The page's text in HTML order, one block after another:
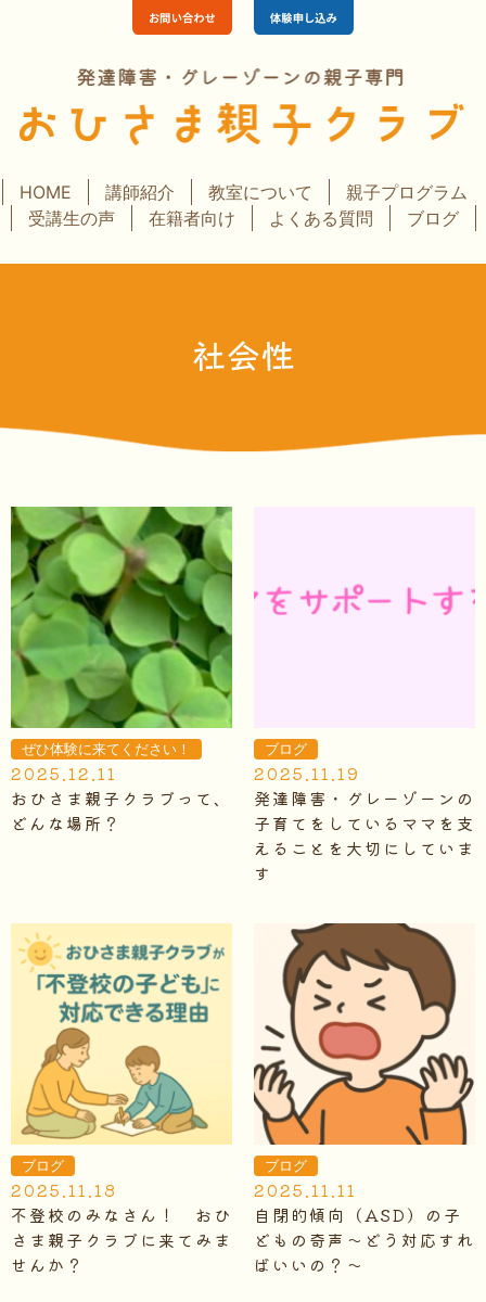
HOME 講師紹介 教室について
親子プログラム
受講生の声
在籍者向け よくある質問 ブログ
社会性
ぜひ体験に来てください！
2025.12.11
おひさま親子クラブって、
どんな場所？
ブログ
2025.11.19
発達障害・グレーゾーンの
子育てをしているママを支
えることを大切にしていま
す
ブログ
2025.11.18
不登校のみなさん！ おひ
さま親子クラブに来てみま
せんか？
ブログ
2025.11.11
自閉的傾向（ASD）の子
どもの奇声～どう対応すれ
ばいいの？～